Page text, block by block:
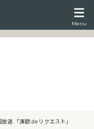
Menu
放送 「演歌 de リクエスト」